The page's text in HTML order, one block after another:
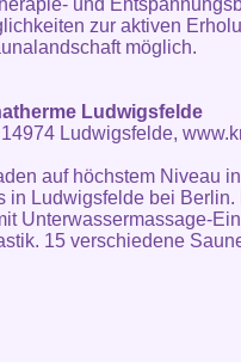
zur aktiven
möglich.
Ludwigsfelde
Ludwigsfelde,
auf höchstem Niveau
in Ludwigsfelde bei
Unterwassermassage-
15 verschiedene